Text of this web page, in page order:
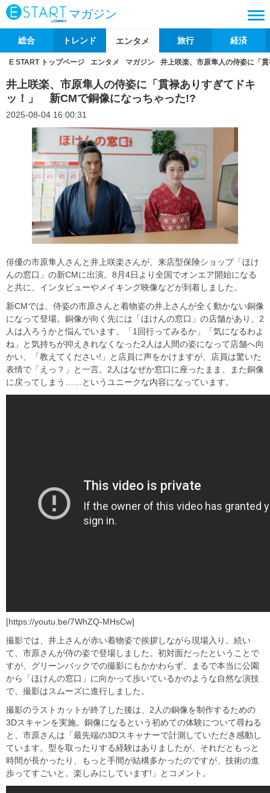
マガジン
総合 トレンド エンタメ 旅行 経済
E START トップページ エンタメ マガジン 井上咲楽、市原隼人の侍姿に「
井上咲楽、市原隼人の侍姿に「貫禄ありすぎてドキ
ッ！」 新CMで銅像になっちゃった!?
2025-08-04 16:00:31
俳優の市原隼人さんと井上咲楽さんが、来店型保険ショップ「ほけ
んの窓口」の新CMに出演。8月4日より全国でオンエア開始になる
と共に、インタビューやメイキング映像などが到着しました。
新CMでは、侍姿の市原さんと着物姿の井上さんが全く動かない銅像
になって登場。銅像が向く先には「ほけんの窓口」の店舗があり、2
人は入ろうかと悩んでいます。「1回行ってみるか」「気になるわよ
ね」と気持ちが抑えきれなくなった2人は人間の姿になって店舗へ向
かい、「教えてください!」と店員に声をかけますが、店員は驚いた
表情で「えっ？」と一言。2人はなぜか窓口に座ったまま、また銅像
に戻ってしまう……というユニークな内容になっています。
[https://youtu.be/7WhZQ-MHsCw]
撮影では、井上さんが赤い着物姿で挨拶しながら現場入り。続い
て、市原さんが侍の姿で登場しました。初対面だったということで
すが、グリーンバックでの撮影にもかかわらず、まるで本当に公園
から「ほけんの窓口」に向かって歩いているかのような自然な演技
で、撮影はスムーズに進行しました。
撮影のラストカットが終了した後は、2人の銅像を制作するための
3Dスキャンを実施。銅像になるという初めての体験について尋ねる
と、市原さんは「最先端の3Dスキャナーで計測していただき感動し
ています。型を取ったりする経験はありましたが、それだともっと
時間が長かったり、もっと手間が結構多かったのですが、技術の進
歩ってすごいと。楽しみにしています!」とコメント。